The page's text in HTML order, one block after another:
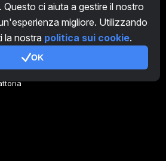
ci aiuta a gestire il nostro
migliore. Utilizzando
la nostra politica sui cookie.
OK
IT